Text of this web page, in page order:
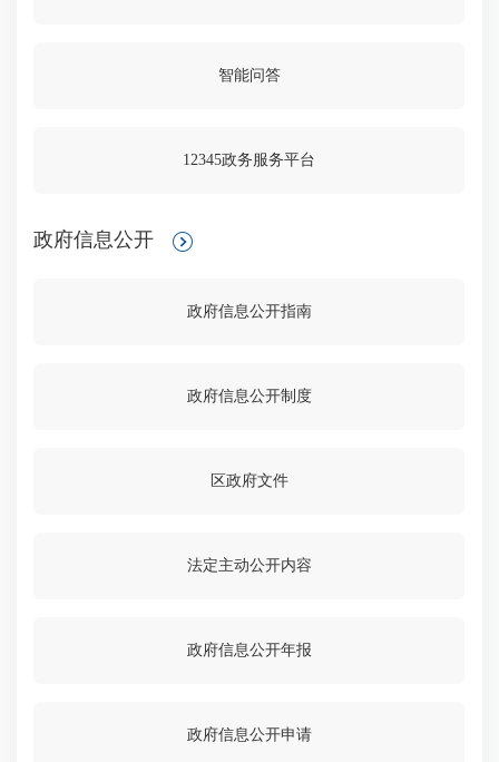
智能问答
12345政务服务平台
政府信息公开
政府信息公开指南
政府信息公开制度
区政府文件
法定主动公开内容
政府信息公开年报
政府信息公开申请